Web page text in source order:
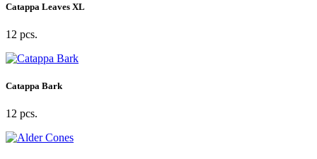
Catappa Leaves XL
12 pcs.
Catappa Bark
12 pcs.